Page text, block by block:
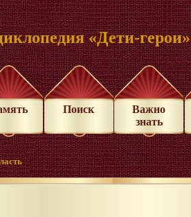
«Дети-герои»
Поиск
Важно
знать